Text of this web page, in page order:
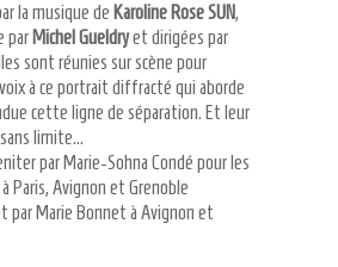
la musique de Karoline Rose SUN,
par Michel Gueldryet dirigées par
sont réunies sur scène pour
à ce portrait diffracté qui aborde
cette ligne de séparation. Et leur
limite…
par Marie-Sohna Condé pour les
Paris, Avignon et Grenoble
par Marie Bonnet à Avignon et